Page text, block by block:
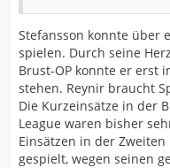
Stefansson konnte über
spielen. Durch seine
Brust-OP konnte er erst
stehen. Reynir braucht
Die Kurzeinsätze in der
League waren bisher
Einsätzen in der
gespielt, wegen seinen